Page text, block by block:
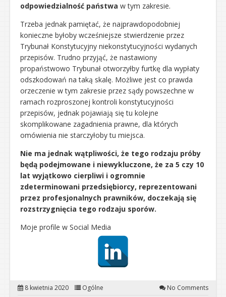
odpowiedzialność państwa w tym zakresie.
Trzeba jednak pamiętać, że najprawdopodobniej
konieczne byłoby wcześniejsze stwierdzenie przez
Trybunał Konstytucyjny niekonstytucyjności wydanych
przepisów. Trudno przyjąć, że nastawiony
propaństwowo Trybunał otworzyłby furtkę dla wypłaty
odszkodowań na taką skalę. Możliwe jest co prawda
orzeczenie w tym zakresie przez sądy powszechne w
ramach rozproszonej kontroli konstytucyjności
przepisów, jednak pojawiają się tu kolejne
skomplikowane zagadnienia prawne, dla których
omówienia nie starczyłoby tu miejsca.
Nie ma jednak wątpliwości, że tego rodzaju próby
będą podejmowane i niewykluczone, że za 5 czy 10
lat wyjątkowo cierpliwi i ogromnie
zdeterminowani przedsiębiorcy, reprezentowani
przez profesjonalnych prawników, doczekają się
rozstrzygnięcia tego rodzaju sporów.
Moje profile w Social Media
8 kwietnia 2020 Ogólne
No Comments